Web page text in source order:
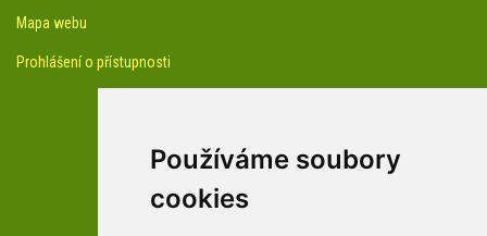
Používáme soubory
cookies
Mapa webu
Prohlášení o přístupnosti